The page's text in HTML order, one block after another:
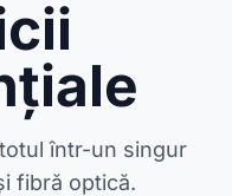
într-un singur
fibră optică.